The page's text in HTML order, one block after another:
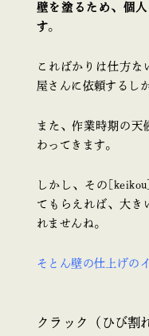
壁を塗るため、個
す。
こればかりは仕方な
屋さんに依頼するし
また、作業時期の天
わってきます。
しかし、その[keikou]
てもらえれば、大き
れませんね。
そとん壁の仕上げの
クラック（ひび割